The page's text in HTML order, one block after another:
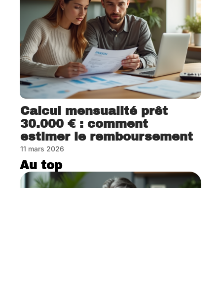
Calcul mensualité prêt
30.000 € : comment
estimer le remboursement
11 mars 2026
Au top